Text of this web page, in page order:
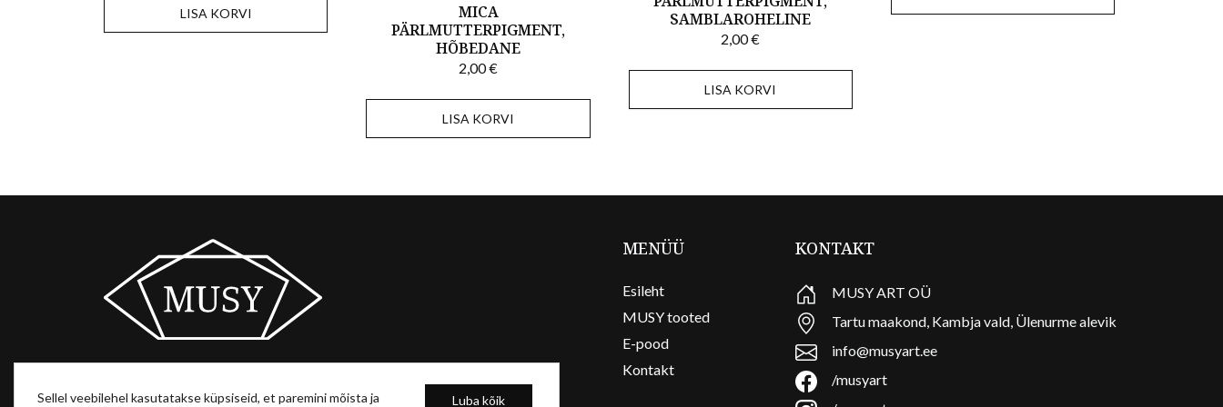
LISA KORVI
MICA
PÄRLMUTTERPIGMENT,
HÕBEDANE
2,00€
LISA KORVI
SAMBLAROHELINE
2,00€
LISA KORVI
MENÜÜ
Esileht
MUSY tooted
E-pood
Kontakt
KONTAKT
MUSY ART OÜ
Tartu maakond, Kambja vald, Ülenurme alevik
info@musyart.ee
/musyart
Sellel veebilehel kasutatakse küpsiseid, et paremini mõista ja
Luba kõik